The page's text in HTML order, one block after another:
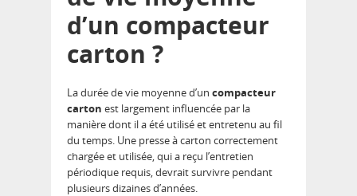
d’un compacteur
carton ?
La durée de vie moyenne d’un compacteur
carton est largement influencée par la
manière dont il a été utilisé et entretenu au fil
du temps. Une presse à carton correctement
chargée et utilisée, qui a reçu l’entretien
périodique requis, devrait survivre pendant
plusieurs dizaines d’années.